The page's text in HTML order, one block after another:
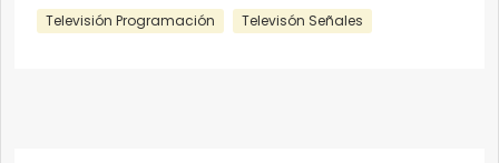
Televisión Programación
Televisón Señales